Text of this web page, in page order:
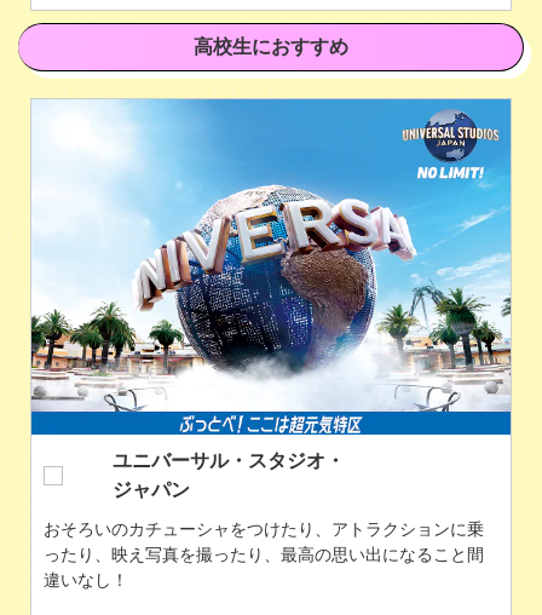
高校生におすすめ
東京都
トレンドの発信地東京！渋谷・原宿でショッピングするも
よし、浅草で食べ歩きするもよし！東京タワーやスカイツ
リーもおすすめ！